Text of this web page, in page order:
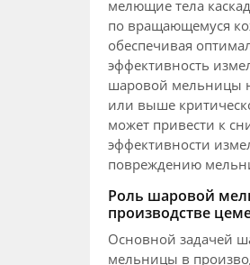
мелющие тела
по вращающемуся
обеспечивая
эффективность
шаровой мельницы
или выше
может привести к
эффективности
повреждению
Роль шаровой
производстве
Основной задачей
мельницы в